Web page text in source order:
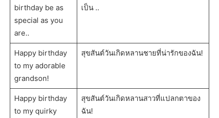
birthday be as
special as you
are..
เป็น ..
Happy birthday
to my adorable
grandson!
สุขสันต์วันเกิดหลานชายที่น่ารักของฉัน!
Happy birthday
to my quirky
สุขสันต์วันเกิดหลานสาวที่แปลกตาของ
ฉัน!